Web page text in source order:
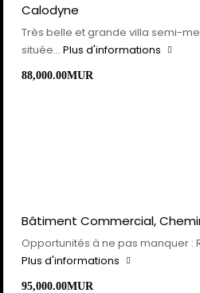
Calodyne
Très belle et grande villa semi-
située… Plus d'informations
88,000.00MUR
Bâtiment Commercial,
Opportunités à ne pas manquer :
Plus d'informations
95,000.00MUR